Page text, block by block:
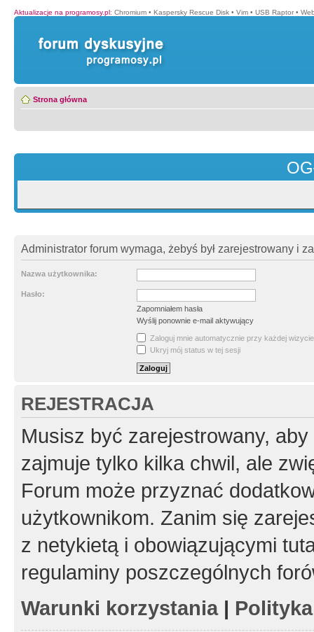
Aktualizacje na programosy.pl: Chromium • Kaspersky Rescue Disk • Vim • USB Raptor •
Strona główna
Administrator forum wymaga, żebyś był zarejestrowany i
Nazwa użytkownika:
Hasło:
Zapomniałem hasła
Wyślij ponownie e-mail aktywujący
Zaloguj mnie automatycznie przy każdej wizycie
Ukryj mój status w tej sesji
REJESTRACJA
Musisz być zarejestrowany,
zajmuje tylko kilka chwil, ale
Forum może przyznać
użytkownikom. Zanim się
z netykietą i obowiązującymi
regulaminy poszczególnych
Warunki korzystania|